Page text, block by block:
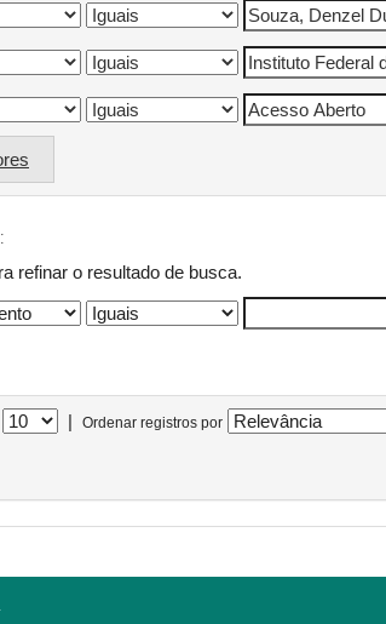
refinar o resultado de busca.
| Ordenar registros por